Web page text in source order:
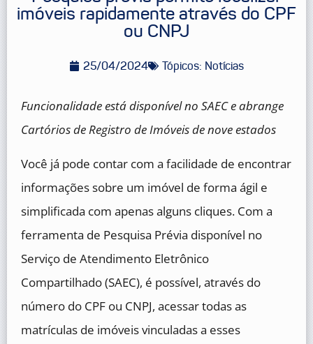
imóveis rapidamente através do CPF
ou CNPJ
25/04/2024 Tópicos: Notícias
Funcionalidade está disponível no SAEC e abrange
Cartórios de Registro de Imóveis de nove estados
Você já pode contar com a facilidade de encontrar
informações sobre um imóvel de forma ágil e
simplificada com apenas alguns cliques. Com a
ferramenta de Pesquisa Prévia disponível no
Serviço de Atendimento Eletrônico
Compartilhado (SAEC), é possível, através do
número do CPF ou CNPJ, acessar todas as
matrículas de imóveis vinculadas a esses